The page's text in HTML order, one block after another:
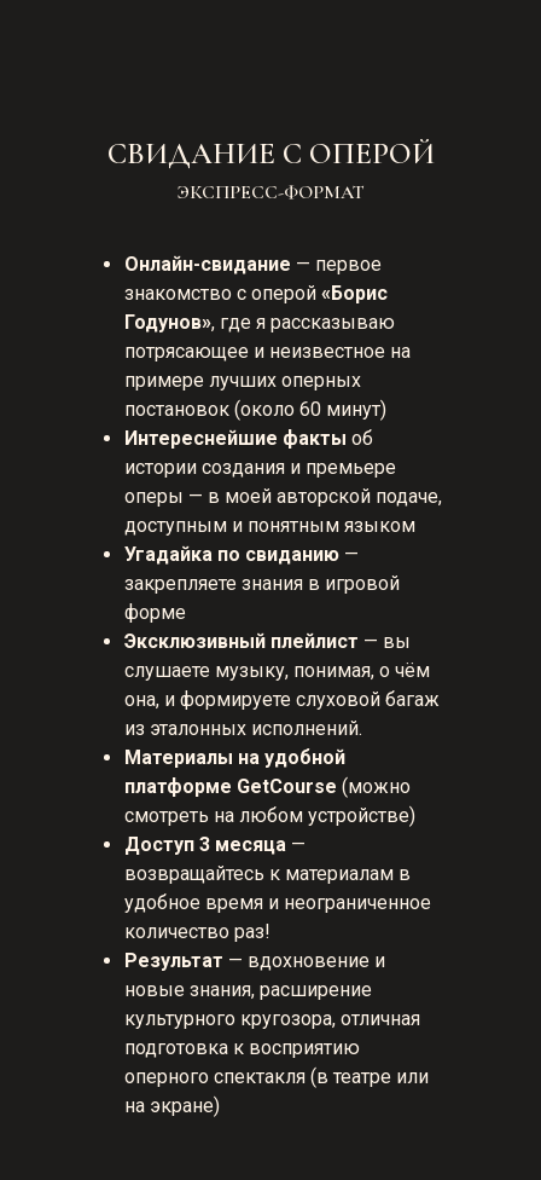
СВИДАНИЕ С ОПЕРОЙ
Онлайн-свидание — первое
знакомство с оперой «Борис
Годунов», где я рассказываю
потрясающее и неизвестное на
примере лучших оперных
постановок (около 60 минут)
Интереснейшие факты об
истории создания и премьере
оперы — в моей авторской подаче,
доступным и понятным языком
Угадайка по свиданию —
закрепляете знания в игровой
форме
Эксклюзивный плейлист — вы
слушаете музыку, понимая, о чём
она, и формируете слуховой багаж
из эталонных исполнений.
Материалы на удобной
платформе GetCourse (можно
смотреть на любом устройстве)
Доступ 3 месяца —
возвращайтесь к материалам в
удобное время и неограниченное
количество раз!
Результат — вдохновение и
новые знания, расширение
культурного кругозора, отличная
подготовка к восприятию
оперного спектакля (в театре или
на экране)
ЭКСПРЕСС-ФОРМАТ